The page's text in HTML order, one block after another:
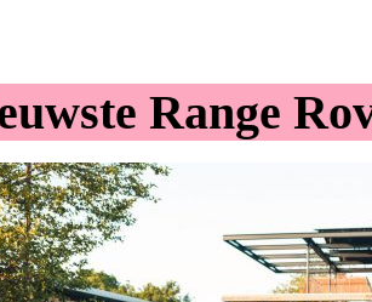
Range